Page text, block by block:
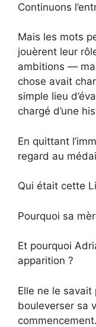
Continuons
Mais les mots
jouèrent leur
ambitions —
chose avait
simple lieu
chargé d’une
En quittant
regard au
Qui était cette
Pourquoi sa
Et pourquoi
apparition ?
Elle ne le
bouleverser sa
commencement.